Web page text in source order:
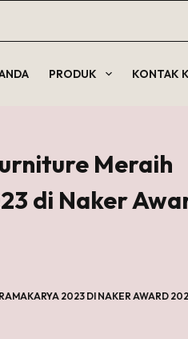
PRODUK KONTAK
Meraih
di Naker
2023 DI NAKER AWARD